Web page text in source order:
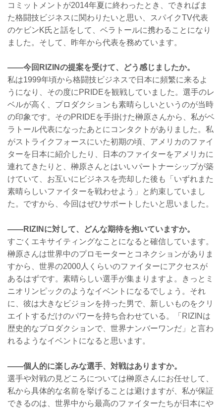
コミットメントが2014年夏に終わったとき、できればま
た格闘技ビジネスに関わりたいと思い、スパイクTV代表
のケビンK氏と話をして、ベラトールに携わることになり
ました。そして、昨年から代表を務めています。
――今回RIZINの提案を受けて、どう感じましたか。
私は1999年頃から格闘技ビジネスで日本に頻繁に来るよ
うになり、その度にPRIDEを観戦していました。選手のレ
ベルが高く、プロダクションも素晴らしいというのが当時
の印象です。そのPRIDEを手掛けた榊原さんから、私がベ
ラトール代表になったあとにコンタクトがありました。私
がストライクフォースにいた初期の頃、アメリカのファイ
ターを日本に紹介したり、日本のファイターをアメリカに
連れてきたりと、榊原さんとはいいパートナーシップが築
けていて、お互いにビジネスを売却した後も「いずれまた
素晴らしいファイターを戦わせよう」と約束していまし
た。ですから、今回はぜひサポートしたいと思いました。
――RIZINに対して、どんな期待を抱いていますか。
すごくエキサイティングなことになると確信しています。
榊原さんは世界中のプロモーターとコネクションがありま
すから、世界の2000人くらいのファイターにアクセスが
あるはずです。素晴らしい選手が集まりますよ。きっとミ
ニオリンピックのようなイベントになるでしょう。それ
に、彼は大きなビジョンを持った男で、新しいものをクリ
エイトするだけのパワーを持ち合わせている。「RIZINは
歴史的なプロダクションで、世界ナンバーワンだ」と言わ
れるようなイベントになると思います。
――個人的に楽しみな選手、対戦はありますか。
選手や対戦の見どころについては榊原さんにお任せして、
私から具体的な名前を挙げることは避けますが、私が保証
できるのは、世界中から最高のファイターたちが日本にや